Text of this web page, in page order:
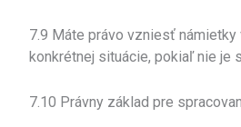
7.9 Máte právo vzniesť
konkrétnej situácie, pokiaľ nie je
7.10 Právny základ pre